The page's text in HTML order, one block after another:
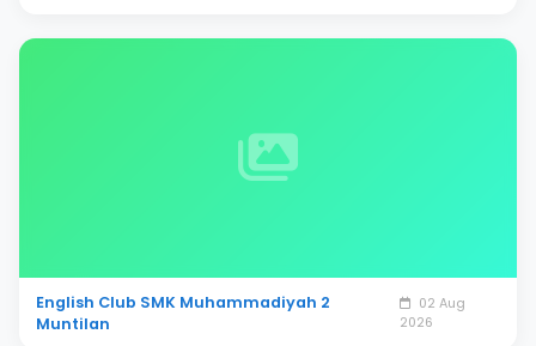
English Club SMK Muhammadiyah 2
Muntilan
02 Aug
2026